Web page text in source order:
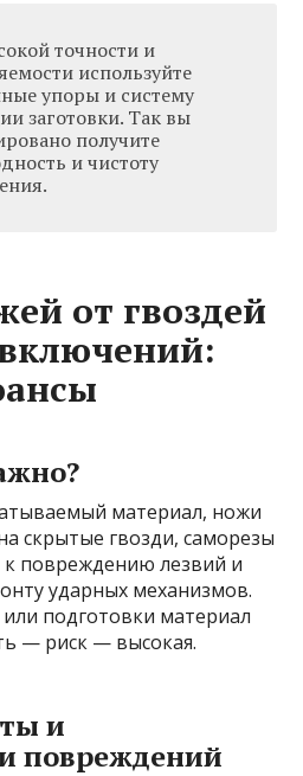
точности и
используйте
упоры и систему
заготовки. Так вы
получите
и чистоту
от гвоздей
материал, ножи
скрытые гвозди, саморезы
к повреждению лезвий и
ударных механизмов.
подготовки материал
— риск — высокая.
и
повреждений